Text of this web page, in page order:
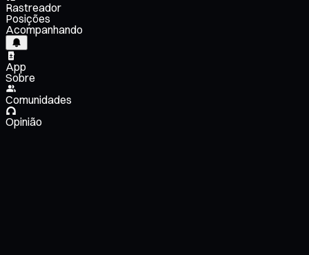
Rastreador
Posições
Acompanhando
App
Sobre
Comunidades
Opinião